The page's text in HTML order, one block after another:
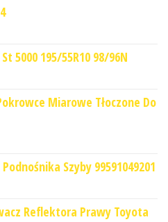
5000 195/55R10 98/96N
Miarowe Tłoczone Do
Szyby 99591049201
Reflektora Prawy Toyota